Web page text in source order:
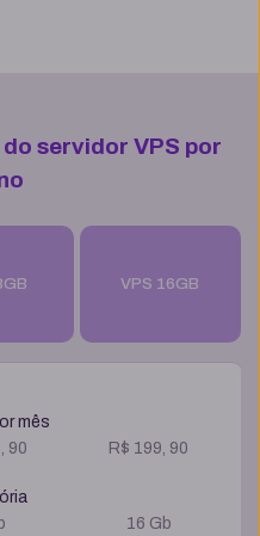
servidor VPS por
VPS 16GB
mês
90 R$ 199, 90
16 Gb